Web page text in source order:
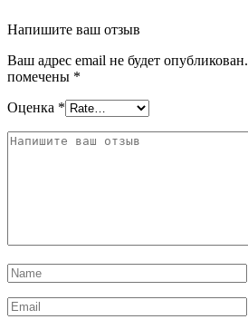
Напишите ваш отзыв
Ваш адрес email не будет опубликован.
помечены *
Оценка *